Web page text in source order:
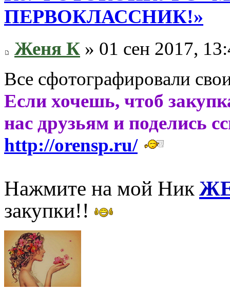
ПЕРВОКЛАССНИК!»
Женя К » 01 сен 2017,
Все сфотографировали
Если хочешь, чтоб
нас друзьям и поделись
http://orensp.ru/
Нажмите на мой Ник
закупки!!